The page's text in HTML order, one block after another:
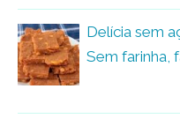
Delícia sem
Sem farinha,